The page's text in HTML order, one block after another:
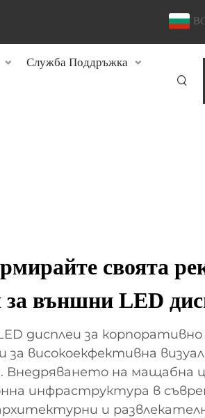
Служба Поддръжка
своята
външни LED
дисплеи за корпоративно
за високоекфективна
Внедряването на мащабна
инфраструктура в
и